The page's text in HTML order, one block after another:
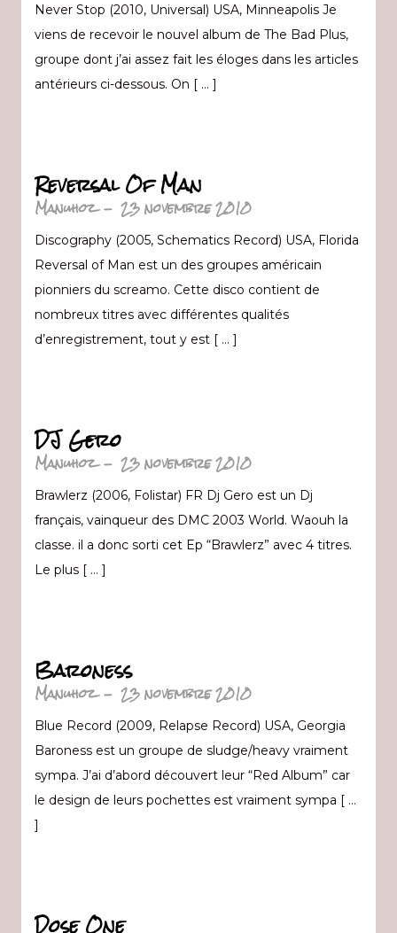
Never Stop (2010, Universal) USA, Minneapolis Je
viens de recevoir le nouvel album de The Bad Plus,
groupe dont j’ai assez fait les éloges dans les articles
antérieurs ci-dessous. On [ … ]
Reversal Of Man
Manuhoz- 23 novembre 2010
Discography (2005, Schematics Record) USA, Florida
Reversal of Man est un des groupes américain
pionniers du screamo. Cette disco contient de
nombreux titres avec différentes qualités
d’enregistrement, tout y est [ … ]
DJ Gero
Manuhoz- 23 novembre 2010
Brawlerz (2006, Folistar) FR Dj Gero est un Dj
français, vainqueur des DMC 2003 World. Waouh la
classe. il a donc sorti cet Ep “Brawlerz” avec 4 titres.
Le plus [ … ]
Baroness
Manuhoz- 23 novembre 2010
Blue Record (2009, Relapse Record) USA, Georgia
Baroness est un groupe de sludge/heavy vraiment
sympa. J’ai d’abord découvert leur “Red Album” car
le design de leurs pochettes est vraiment sympa [ …
]